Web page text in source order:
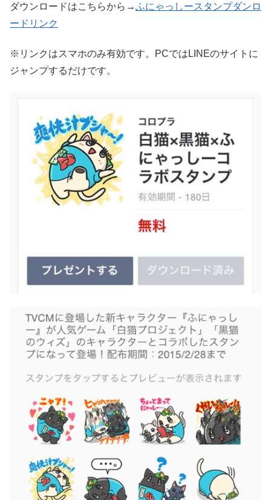
ダウンロードはこちらから→ふにゃっしースタンプダンロ
ードリンク
※リンクはスマホのみ有効です。PCではLINEのサイトに
ジャンプするだけです。